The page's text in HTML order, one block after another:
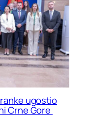
ugostio
Crne Gore